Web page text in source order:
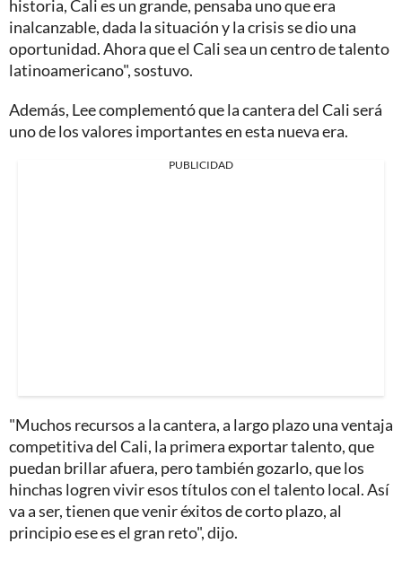
historia, Cali es un grande, pensaba uno que era
inalcanzable, dada la situación y la crisis se dio una
oportunidad. Ahora que el Cali sea un centro de talento
latinoamericano", sostuvo.
Además, Lee complementó que la cantera del Cali será
uno de los valores importantes en esta nueva era.
PUBLICIDAD
"Muchos recursos a la cantera, a largo plazo una ventaja
competitiva del Cali, la primera exportar talento, que
puedan brillar afuera, pero también gozarlo, que los
hinchas logren vivir esos títulos con el talento local. Así
va a ser, tienen que venir éxitos de corto plazo, al
principio ese es el gran reto", dijo.